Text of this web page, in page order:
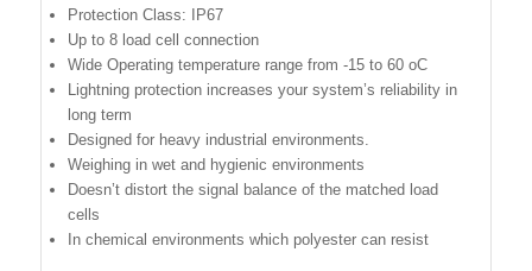
Protection Class: IP67
Up to 8 load cell connection
Wide Operating temperature range from -15 to 60 oC
Lightning protection increases your system’s reliability in
long term
Designed for heavy industrial environments.
Weighing in wet and hygienic environments
Doesn’t distort the signal balance of the matched load
cells
In chemical environments which polyester can resist